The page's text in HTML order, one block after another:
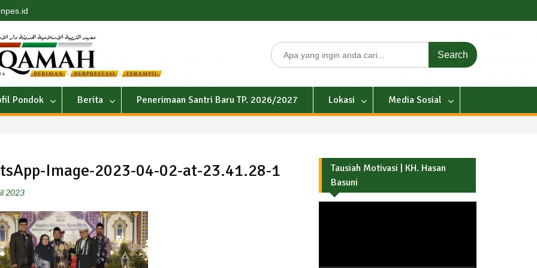
Search
for:
Pondok Berita Penerimaan Santri Baru TP. 2026/2027 Lokasi Media Sosial
Image-2023-04-02-at-23.41.28-1
2023
Tausiah Motivasi | KH. Hasan
Basuni